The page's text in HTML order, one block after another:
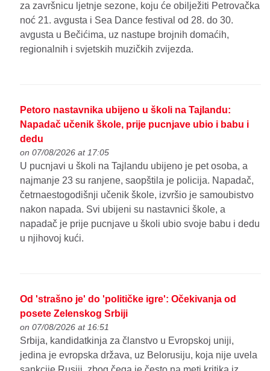
za završnicu ljetnje sezone, koju će obilježiti Petrovačka
noć 21. avgusta i Sea Dance festival od 28. do 30.
avgusta u Bečićima, uz nastupe brojnih domaćih,
regionalnih i svjetskih muzičkih zvijezda.
Petoro nastavnika ubijeno u školi na Tajlandu:
Napadač učenik škole, prije pucnjave ubio i babu i
dedu
on 07/08/2026 at 17:05
U pucnjavi u školi na Tajlandu ubijeno je pet osoba, a
najmanje 23 su ranjene, saopštila je policija. Napadač,
četrnaestogodišnji učenik škole, izvršio je samoubistvo
nakon napada. Svi ubijeni su nastavnici škole, a
napadač je prije pucnjave u školi ubio svoje babu i dedu
u njihovoj kući.
Od 'strašno je' do 'političke igre': Očekivanja od
posete Zelenskog Srbiji
on 07/08/2026 at 16:51
Srbija, kandidatkinja za članstvo u Evropskoj uniji,
jedina je evropska država, uz Belorusiju, koja nije uvela